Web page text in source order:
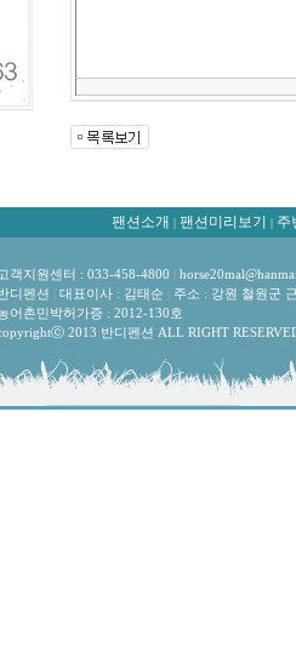
팬션소개 | 팬션미리보기 | 주
고객지원센터 : 033-458-4800
디펜션
대표이사 : 김태순
주소 : 강원 철원군
어촌민박허가증 : 2012-130호
2013 반디펜션 ALL RIGHT